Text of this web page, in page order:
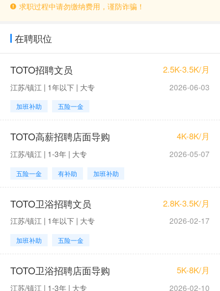
求职过程中请勿缴纳费用，谨防诈骗！
在聘职位
TOTO招聘文员 2.5K-3.5K/月
江苏/镇江 | 1年以下 | 大专 2026-06-03
加班补助 五险一金
TOTO高薪招聘店面导购 4K-8K/月
江苏/镇江 | 1-3年 | 大专 2026-05-07
五险一金 有补助 加班补助
TOTO卫浴招聘文员 2.8K-3.5K/月
江苏/镇江 | 1年以下 | 大专 2026-02-17
加班补助 五险一金
TOTO卫浴招聘店面导购 5K-8K/月
江苏/镇江 | 1-3年 | 大专 2026-02-10